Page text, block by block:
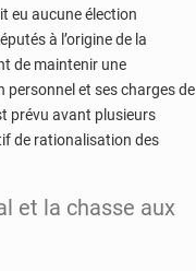
eu aucune élection
à l’origine de la
de maintenir une
personnel et ses charges de
prévu avant plusieurs
de rationalisation des
et la chasse aux